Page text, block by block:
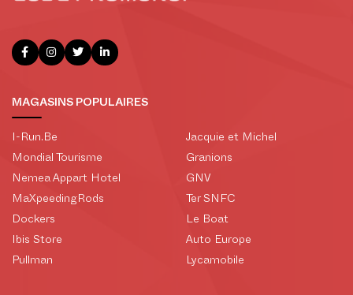
MAGASINS POPULAIRES
I-Run.Be
Mondial Tourisme
Nemea Appart Hotel
MaXpeedingRods
Dockers
Ibis Store
Pullman
Jacquie et Michel
Granions
GNV
Ter SNFC
Le Boat
Auto Europe
Lycamobile